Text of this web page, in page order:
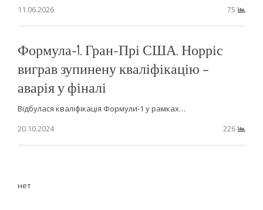
11.06.2026
75
Формула-1. Гран-Прі США. Норріс
виграв зупинену кваліфікацію –
аварія у фіналі
Відбулася кваліфікація Формули-1 у рамках…
20.10.2024
226
нет